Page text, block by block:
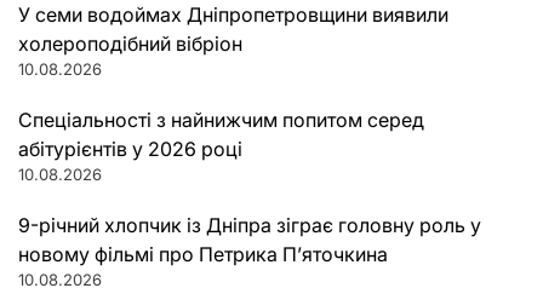
У семи водоймах Дніпропетровщини виявили
холероподібний вібріон
10.08.2026
Спеціальності з найнижчим попитом серед
абітурієнтів у 2026 році
10.08.2026
9-річний хлопчик із Дніпра зіграє головну роль у
новому фільмі про Петрика П’яточкина
10.08.2026